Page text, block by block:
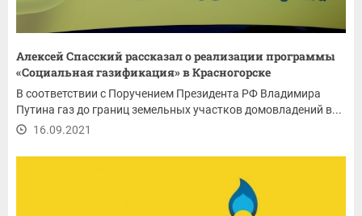
Алексей Спасский рассказал о реализации программы
«Социальная газификация» в Красногорске
В соответствии с Поручением Президента РФ Владимира
Путина газ до границ земельных участков домовладений в...
16.09.2021